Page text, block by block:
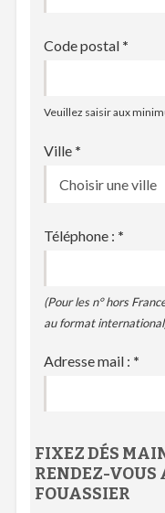
Code postal *
Veuillez saisir aux
Ville *
Téléphone : *
(Pour les n° hors
au format
Adresse mail : *
FIXEZ DÉS
RENDEZ-VOUS
FOUASSIER